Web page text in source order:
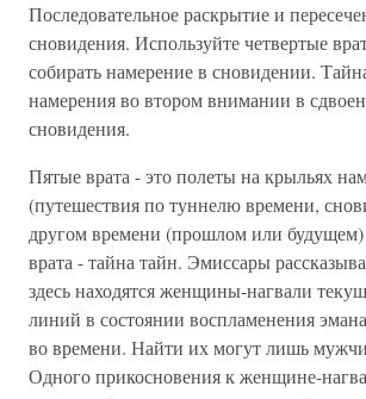
Последовательное раскрытие и
сновидения. Используйте четвертые
собирать намерение в сновидении.
намерения во втором внимании в
сновидения.
Пятые врата - это полеты на крыльях
(путешествия по туннелю времени,
другом времени (прошлом или
врата - тайна тайн. Эмиссары
здесь находятся женщины-нагвали
линий в состоянии воспламенения
во времени. Найти их могут лишь
Одного прикосновения к женщине-